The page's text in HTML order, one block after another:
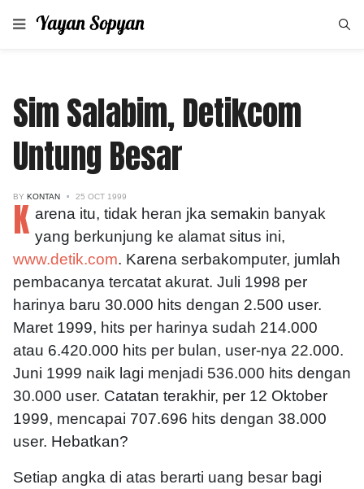
Sim Salabim, Detikcom
Untung Besar
BY KONTAN 25 OCT 1999
K arena itu, tidak heran jka semakin banyak
yang berkunjung ke alamat situs ini,
www.detik.com. Karena serbakomputer, jumlah
pembacanya tercatat akurat. Juli 1998 per
harinya baru 30.000 hits dengan 2.500 user.
Maret 1999, hits per harinya sudah 214.000
atau 6.420.000 hits per bulan, user-nya 22.000.
Juni 1999 naik lagi menjadi 536.000 hits dengan
30.000 user. Catatan terakhir, per 12 Oktober
1999, mencapai 707.696 hits dengan 38.000
user. Hebatkan?
Setiap angka di atas berarti uang besar bagi